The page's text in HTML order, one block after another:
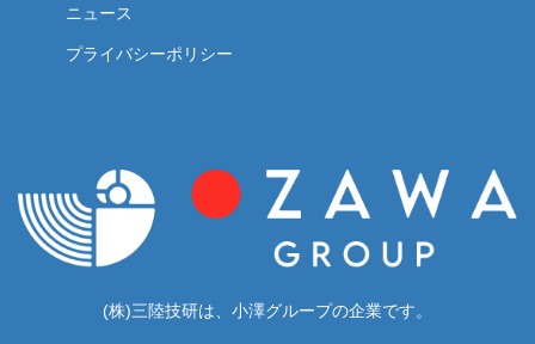
ニュース
プライバシーポリシー
(株)三陸技研は、小澤グループの企業です。